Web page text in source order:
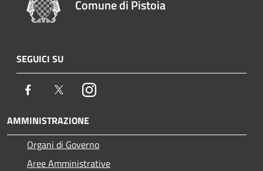
Comune di Pistoia
SEGUICI SU
Facebook TwitterInstagram
AMMINISTRAZIONE
Organi di Governo
Aree Amministrative